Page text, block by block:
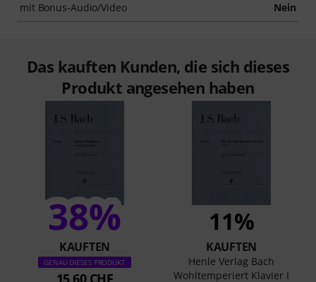
mit Bonus-Audio/Video Nein
Das kauften Kunden, die sich dieses
Produkt angesehen haben
38%
KAUFTEN
GENAU DIESES PRODUKT
15,60 CHF
11%
KAUFTEN
Henle Verlag Bach
Wohltemperiert Klavier I